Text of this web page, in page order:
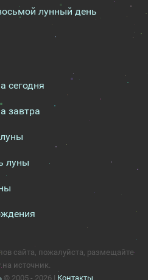
лунный день
сегодня
завтра
луны
сайта, пожалуйста, размещайте
на источник.
© 2005 - 2026 | Контакты